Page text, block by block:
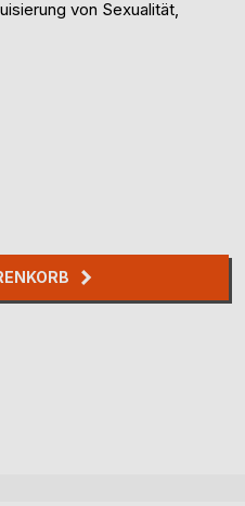
von Sexualität,